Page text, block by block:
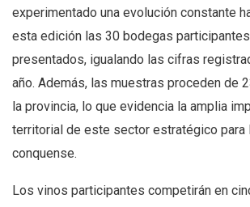
experimentado una evolución constante
esta edición las 30 bodegas
presentados, igualando las cifras
año. Además, las muestras proceden de
la provincia, lo que evidencia la amplia
territorial de este sector estratégico para
conquense.
Los vinos participantes competirán en